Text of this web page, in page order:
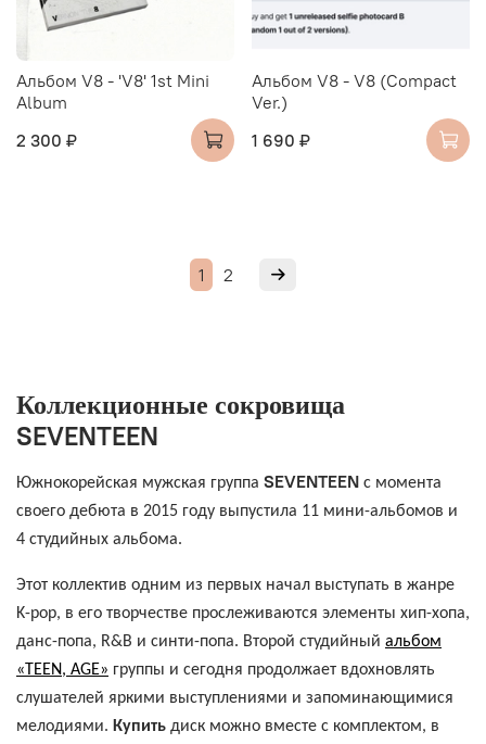
Альбом V8 - 'V8' 1st Mini
Album
2 300 ₽
Альбом V8 - V8 (Compact
Ver.)
1 690 ₽
1 2
Коллекционные сокровища
SEVENTEEN
Южнокорейская мужская группа SEVENTEEN с момента
своего дебюта в 2015 году выпустила 11 мини-альбомов и
4 студийных альбома.
Этот коллектив одним из первых начал выступать в жанре
K-pop, в его творчестве прослеживаются элементы хип-хопа,
данс-попа, R&B и синти-попа. Второй студийный альбом
«TEEN, AGE» группы и сегодня продолжает вдохновлять
слушателей яркими выступлениями и запоминающимися
мелодиями. Купить диск можно вместе с комплектом, в